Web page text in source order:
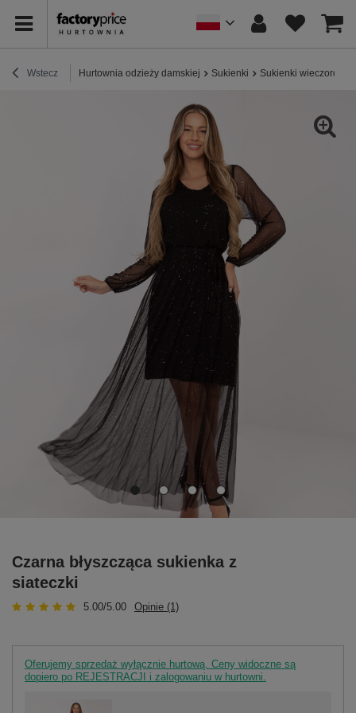
Wstecz Hurtownia odzieży damskiej Sukienki Sukienki wieczorowe
Czarna błyszcząca sukienka z
siateczki
5.00/5.00 Opinie (1)
Oferujemy sprzedaż wyłącznie hurtową. Ceny widoczne są
dopiero po REJESTRACJI i zalogowaniu w hurtowni.